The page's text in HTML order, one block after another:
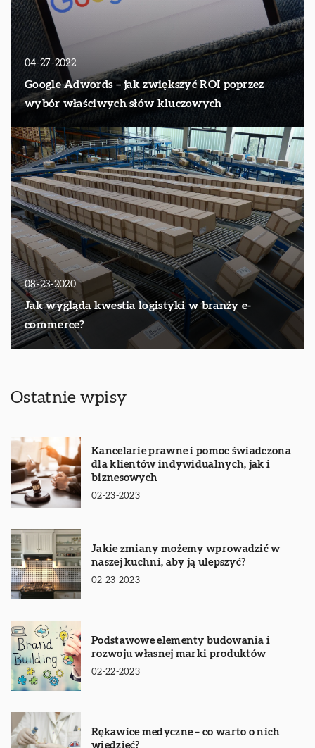
04-27-2022
Google Adwords – jak zwiększyć ROI poprzez
wybór właściwych słów kluczowych
08-23-2020
Jak wygląda kwestia logistyki w branży e-
commerce?
Ostatnie wpisy
Kancelarie prawne i pomoc świadczona
dla klientów indywidualnych, jak i
biznesowych
02-23-2023
Jakie zmiany możemy wprowadzić w
naszej kuchni, aby ją ulepszyć?
02-23-2023
Podstawowe elementy budowania i
rozwoju własnej marki produktów
02-22-2023
Rękawice medyczne – co warto o nich
wiedzieć?